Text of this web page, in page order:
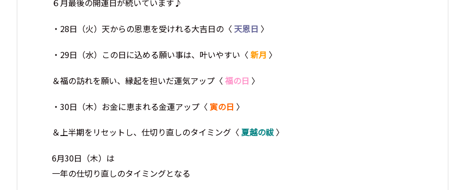
６月最後の開運日が続いています♪
・28日（火）天からの恩恵を受けれる大吉日の〈 天恩日 〉
・29日（水）この日に込める願い事は、叶いやすい〈 新月 〉
＆福の訪れを願い、縁起を担いだ運気アップ〈 福の日 〉
・30日（木）お金に恵まれる金運アップ〈 寅の日 〉
＆上半期をリセットし、仕切り直しのタイミング〈 夏越の祓 〉
6月30日（木）は
一年の仕切り直しのタイミングとなる